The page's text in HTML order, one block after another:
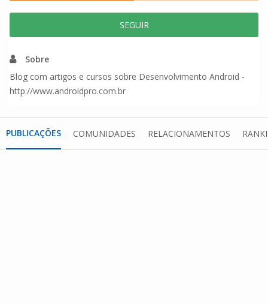
SEGUIR
Sobre
Blog com artigos e cursos sobre Desenvolvimento Android -
http://www.androidpro.com.br
PUBLICAÇÕES COMUNIDADES RELACIONAMENTOS